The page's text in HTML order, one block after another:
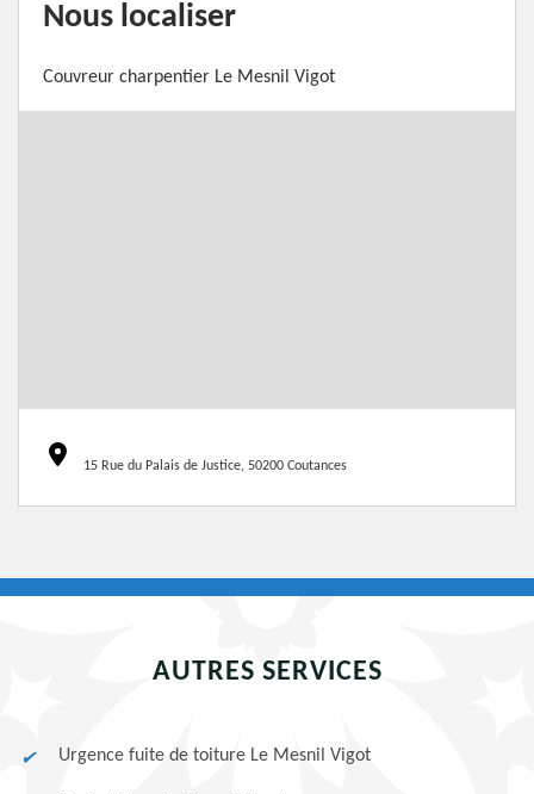
Nous localiser
Couvreur charpentier Le Mesnil Vigot
15 Rue du Palais de Justice, 50200 Coutances
AUTRES SERVICES
Urgence fuite de toiture Le Mesnil Vigot